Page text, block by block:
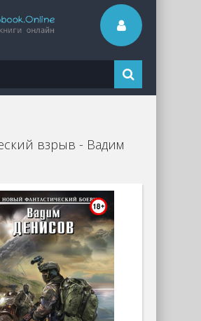
взрыв - Вадим